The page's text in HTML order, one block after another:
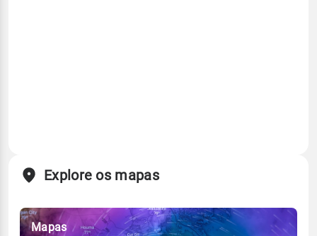
Explore os mapas
Mapas